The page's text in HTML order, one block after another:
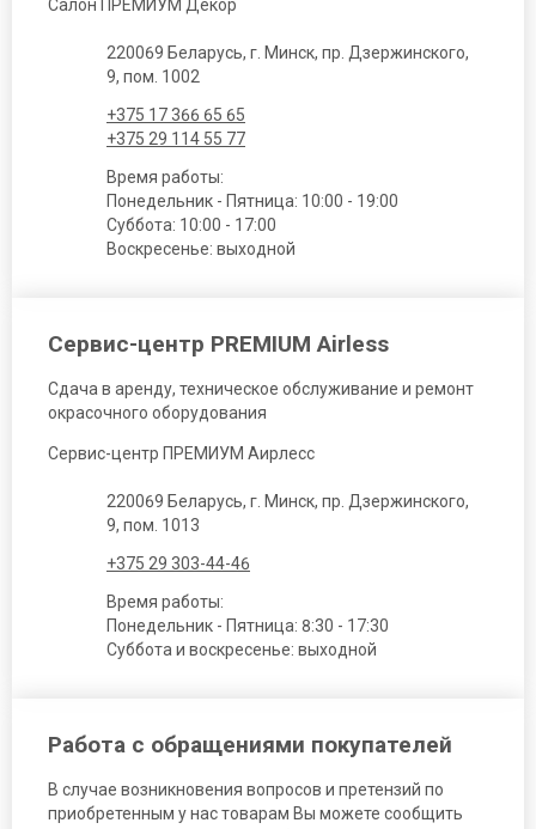
Салон ПРЕМИУМ Декор
220069 Беларусь, г. Минск, пр. Дзержинского,
9, пом. 1002
+375 17 366 65 65
+375 29 114 55 77
Время работы:
Понедельник - Пятница: 10:00 - 19:00
Суббота: 10:00 - 17:00
Воскресенье: выходной
Сервис-центр PREMIUM Airless
Сдача в аренду, техническое обслуживание и ремонт
окрасочного оборудования
Сервис-центр ПРЕМИУМ Аирлесс
220069 Беларусь, г. Минск, пр. Дзержинского,
9, пом. 1013
+375 29 303-44-46
Время работы:
Понедельник - Пятница: 8:30 - 17:30
Суббота и воскресенье: выходной
Работа с обращениями покупателей
В случае возникновения вопросов и претензий по
приобретенным у нас товарам Вы можете сообщить